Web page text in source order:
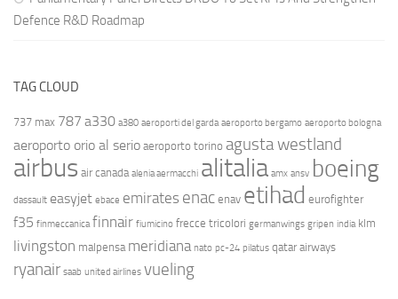
Defence R&D Roadmap
TAG CLOUD
737 max 787 a330 a380 aeroporti del garda aeroporto bergamo aeroporto bologna
aeroporto orio al serio aeroporto torino agusta westland
airbus air canada alenia aermacchi alitalia amx ansv boeing
dassault easyjet ebace emirates enac enav etihad eurofighter
f35 finmeccanica finnair fiumicino frecce tricolori germanwings gripen india klm
livingston malpensa meridiana nato pc-24 pilatus qatar airways
ryanair saab united airlines vueling